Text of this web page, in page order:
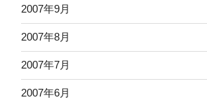
2007年9月
2007年8月
2007年7月
2007年6月